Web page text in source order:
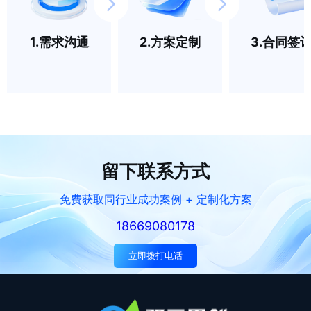
1.需求沟通 2.方案定制 3.合同签
留下联系方式
免费获取同行业成功案例 + 定制化方案
18669080178
立即拨打电话